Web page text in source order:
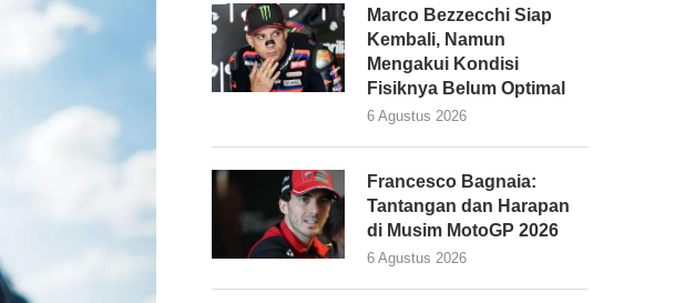
Marco Bezzecchi Siap
Kembali, Namun
Mengakui Kondisi
Fisiknya Belum Optimal
6 Agustus 2026
Francesco Bagnaia:
Tantangan dan Harapan
di Musim MotoGP 2026
6 Agustus 2026